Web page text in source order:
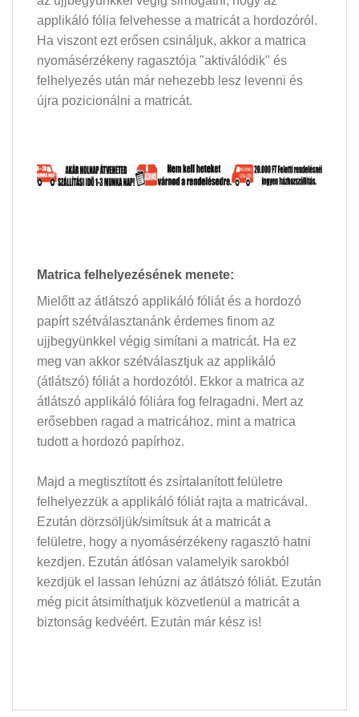
applikáló fólia felvehesse a matricát a hordozóról.
Ha viszont ezt erősen csináljuk, akkor a matrica
nyomásérzékeny ragasztója "aktiválódik" és
felhelyezés után már nehezebb lesz levenni és
újra pozicionálni a matricát.
Matrica felhelyezésének menete:
Mielőtt az átlátszó applikáló fóliát és a hordozó
papírt szétválasztanánk érdemes finom az
ujjbegyünkkel végig simítani a matricát. Ha ez
meg van akkor szétválasztjuk az applikáló
(átlátszó) fóliát a hordozótól. Ekkor a matrica az
átlátszó applikáló fóliára fog felragadni. Mert az
erősebben ragad a matricához, mint a matrica
tudott a hordozó papírhoz.
Majd a megtisztított és zsírtalanított felületre
felhelyezzük a applikáló fóliát rajta a matricával.
Ezután dörzsöljük/simítsuk át a matricát a
felületre, hogy a nyomásérzékeny ragasztó hatni
kezdjen. Ezután átlósan valamelyik sarokból
kezdjük el lassan lehúzni az átlátszó fóliát. Ezután
még picit átsimíthatjuk közvetlenül a matricát a
biztonság kedvéért. Ezután már kész is!